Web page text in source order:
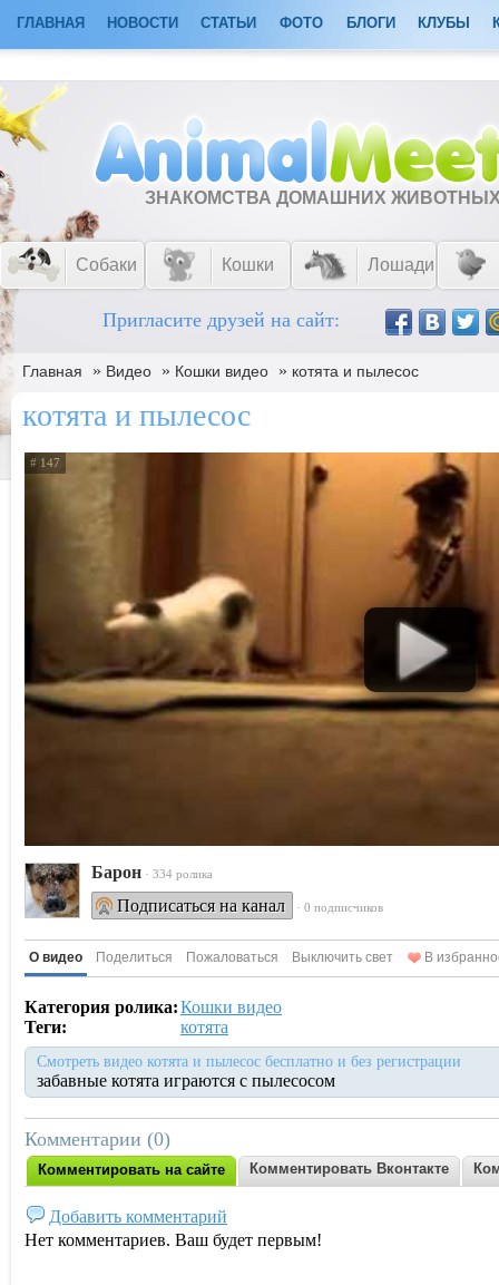
ГЛАВНАЯ НОВОСТИ СТАТЬИ ФОТО БЛОГИ КЛУБЫ
ЗНАКОМСТВА ДОМАШНИХ
Собаки Кошки Лошади
Пригласите друзей на сайт:
Главная » Видео » Кошки видео » котята и пылесос
котята и пылесос
# 147
Барон · 334 ролика
Подписаться на канал · 0 подписчиков
О видео Поделиться Пожаловаться Выключить свет В
Категория ролика:Кошки видео
Теги:
котята
Смотреть видео котята и пылесос бесплатно и без регистрации
забавные котята играются с пылесосом
Комментарии (0)
Комментировать на сайте Комментировать Вконтакте
Добавить комментарий
Нет комментариев. Ваш будет первым!